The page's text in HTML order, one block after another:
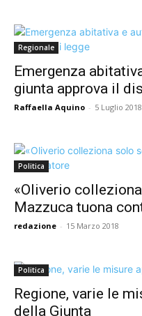
Regionale
Emergenza
giunta approva il
Raffaella Aquino - 5 Luglio 2018
Politica
«Oliverio
Mazzuca tuona
redazione - 15 Marzo 2018
Politica
Regione, varie le
della Giunta